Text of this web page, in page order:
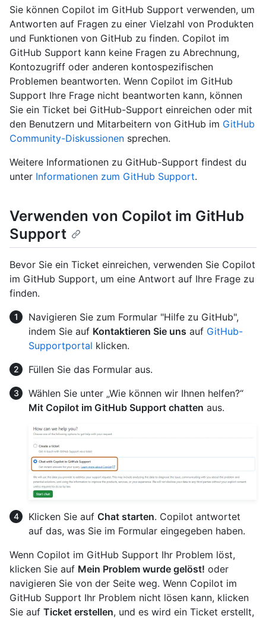
Sie können Copilot im GitHub Support verwenden, um
Antworten auf Fragen zu einer Vielzahl von Produkten
und Funktionen von GitHub zu finden. Copilot im
GitHub Support kann keine Fragen zu Abrechnung,
Kontozugriff oder anderen kontospezifischen
Problemen beantworten. Wenn Copilot im GitHub
Support Ihre Frage nicht beantworten kann, können
Sie ein Ticket bei GitHub-Support einreichen oder mit
den Benutzern und Mitarbeitern von GitHub im GitHub
Community-Diskussionen sprechen.
Weitere Informationen zu GitHub-Support findest du
unter Informationen zum GitHub Support.
Verwenden von Copilot im GitHub
Support
Bevor Sie ein Ticket einreichen, verwenden Sie Copilot
im GitHub Support, um eine Antwort auf Ihre Frage zu
finden.
Navigieren Sie zum Formular "Hilfe zu GitHub",
indem Sie auf Kontaktieren Sie uns auf GitHub-
Supportportal klicken.
Füllen Sie das Formular aus.
Wählen Sie unter „Wie können wir Ihnen helfen?“
Mit Copilot im GitHub Support chatten aus.
Klicken Sie auf Chat starten. Copilot antwortet
auf das, was Sie im Formular eingegeben haben.
Wenn Copilot im GitHub Support Ihr Problem löst,
klicken Sie auf Mein Problem wurde gelöst! oder
navigieren Sie von der Seite weg. Wenn Copilot im
GitHub Support Ihr Problem nicht lösen kann, klicken
Sie auf Ticket erstellen, und es wird ein Ticket erstellt,